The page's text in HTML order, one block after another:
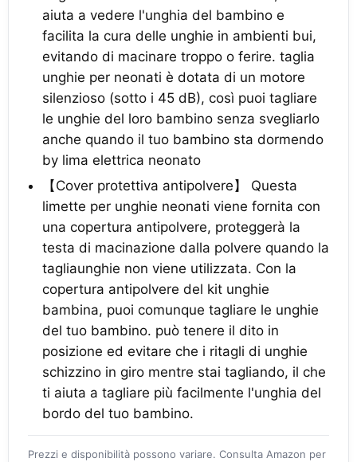
aiuta a vedere l'unghia del bambino e
facilita la cura delle unghie in ambienti bui,
evitando di macinare troppo o ferire. taglia
unghie per neonati è dotata di un motore
silenzioso (sotto i 45 dB), così puoi tagliare
le unghie del loro bambino senza svegliarlo
anche quando il tuo bambino sta dormendo
by lima elettrica neonato
【Cover protettiva antipolvere】 Questa
limette per unghie neonati viene fornita con
una copertura antipolvere, proteggerà la
testa di macinazione dalla polvere quando la
tagliaunghie non viene utilizzata. Con la
copertura antipolvere del kit unghie
bambina, puoi comunque tagliare le unghie
del tuo bambino. può tenere il dito in
posizione ed evitare che i ritagli di unghie
schizzino in giro mentre stai tagliando, il che
ti aiuta a tagliare più facilmente l'unghia del
bordo del tuo bambino.
Prezzi e disponibilità possono variare. Consulta Amazon per